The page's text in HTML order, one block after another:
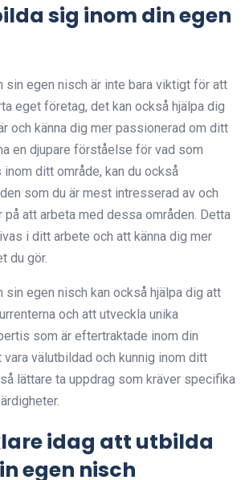
sig inom din egen
sin egen nisch är inte bara viktigt för att
eget företag, det kan också hjälpa dig
och känna dig mer passionerad om ditt
en djupare förståelse för vad som
ditt område, kan du också
som du är mest intresserad av och
på att arbeta med dessa områden. Detta
i ditt arbete och att känna dig mer
du gör.
egen nisch kan också hjälpa dig att
och att utveckla unika
som är eftertraktade inom din
vara välutbildad och kunnig inom ditt
lättare ta uppdrag som kräver specifika
idag att utbilda
egen nisch